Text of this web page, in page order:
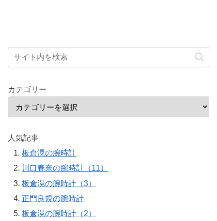
カテゴリー
人気記事
板倉滉の腕時計
川口春奈の腕時計（11）
板倉滉の腕時計（3）
正門良規の腕時計
板倉滉の腕時計（2）